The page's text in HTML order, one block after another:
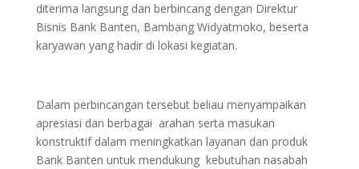
diterima langsung dan berbincang dengan Direktur
Bisnis Bank Banten, Bambang Widyatmoko, beserta
karyawan yang hadir di lokasi kegiatan.
Dalam perbincangan tersebut beliau menyampaikan
apresiasi dan berbagai arahan serta masukan
konstruktif dalam meningkatkan layanan dan produk
Bank Banten untuk mendukung kebutuhan nasabah